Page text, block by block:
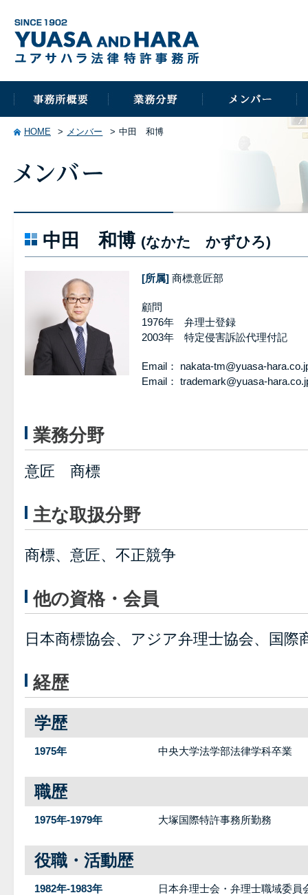
HOME メンバー 中田 和博
中田 和博 (なかた かずひろ)
[所属] 商標意匠部
顧問
1976年 弁理士登録
2003年 特定侵害訴訟代理付記
Email： nakata-tm@yuasa-
Email： trademark@yuasa-
業務分野
意匠 商標
主な取扱分野
商標、意匠、不正競争
他の資格・会員
日本商標協会、アジア弁理士協会、国際
経歴
学歴
1975年 中央大学法学部法律学科卒業
職歴
1975年-1979年 大塚国際特許事務所勤務
役職・活動歴
1982年-1983年
日本弁理士会・弁理士職域委員